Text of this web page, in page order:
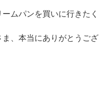
ムパンを買いに行きたく
、本当にありがとうござ